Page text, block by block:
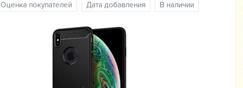
Оценка покупателей Дата добавления В наличии